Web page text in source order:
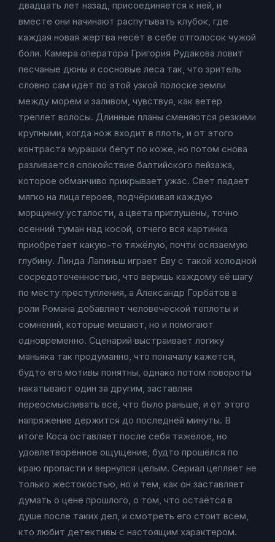
двадцать лет назад, присоединяется к ней, и
вместе они начинают распутывать клубок, где
каждая новая жертва несёт в себе отголосок чужой
боли. Камера оператора Григория Рудакова ловит
песчаные дюны и сосновые леса так, что зритель
словно сам идёт по этой узкой полоске земли
между морем и заливом, чувствуя, как ветер
треплет волосы. Длинные планы сменяются резкими
крупными, когда нож входит в плоть, и от этого
контраста мурашки бегут по коже, но потом снова
разливается спокойствие балтийского пейзажа,
которое обманчиво прикрывает ужас. Свет падает
мягко на лица героев, подчёркивая каждую
морщинку усталости, а цвета приглушены, точно
осенний туман над косой, отчего вся картинка
приобретает какую-то тяжёлую, почти осязаемую
глубину. Линда Лапиньш играет Еву с такой холодной
сосредоточенностью, что веришь каждому её шагу
по месту преступления, а Александр Горбатов в
роли Романа добавляет человеческой теплоты и
сомнений, которые мешают, но и помогают
одновременно. Сценарий выстраивает логику
маньяка так продуманно, что поначалу кажется,
будто его мотивы понятны, однако потом повороты
накатывают один за другим, заставляя
переосмысливать всё, что было раньше, и от этого
напряжение держится до последней минуты. В
итоге Коса оставляет после себя тяжёлое, но
удовлетворённое ощущение, будто прошёлся по
краю пропасти и вернулся целым. Сериал цепляет не
только жестокостью, но и тем, как он заставляет
думать о цене прошлого, о том, что остаётся в
душе после таких дел, и смотреть его стоит всем,
кто любит детективы с настоящим характером.